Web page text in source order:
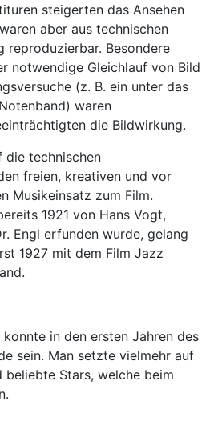
steigerten das Ansehen
aber aus technischen
reproduzierbar. Besondere
notwendige Gleichlauf von Bild
(z. B. ein unter das
waren
die Bildwirkung.
die technischen
freien, kreativen und vor
Musikeinsatz zum Film.
1921 von Hans Vogt,
Engl erfunden wurde, gelang
1927 mit dem Film Jazz
in den ersten Jahren des
sein. Man setzte vielmehr auf
beliebte Stars, welche beim